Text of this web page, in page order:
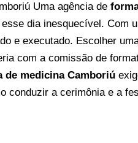
Uma agência de
dia inesquecível. Com
e executado. Escolher
com a comissão de
de medicina Camboriú
a cerimônia e a